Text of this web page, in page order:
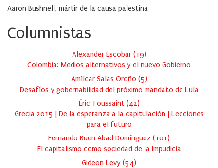
Aaron Bushnell, mártir de la causa palestina
Columnistas
Alexander Escobar (19)
Colombia: Medios alternativos y el nuevo Gobierno
Amílcar Salas Oroño (5)
Desafíos y gobernabilidad del próximo mandato de Lula
Éric Toussaint (42)
Grecia 2015 | De la esperanza a la capitulación | Lecciones
para el futuro
Fernando Buen Abad Domínguez (101 )
El capitalismo como sociedad de la Impudicia
Gideon Levy (54)